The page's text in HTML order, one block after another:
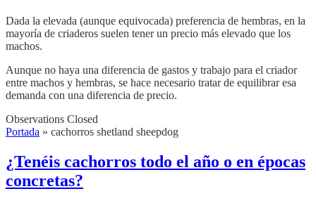
Dada la elevada (aunque equivocada) preferencia de hembras, en la
mayoría de criaderos suelen tener un precio más elevado que los
machos.
Aunque no haya una diferencia de gastos y trabajo para el criador
entre machos y hembras, se hace necesario tratar de equilibrar esa
demanda con una diferencia de precio.
Observations Closed
Portada » cachorros shetland sheepdog
¿Tenéis cachorros todo el año o en épocas
concretas?